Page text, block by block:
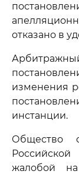
отказано в
изменения
инстанции.
Общество
жалобой